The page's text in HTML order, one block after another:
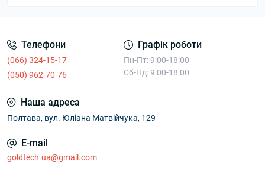
Телефони
(066) 324-15-17
(050) 962-70-76
Графік роботи
Пн-Пт: 9:00-18:00
Сб-Нд: 9:00-18:00
Наша адреса
Полтава, вул. Юліана Матвійчука, 129
E-mail
goldtech.ua@gmail.com